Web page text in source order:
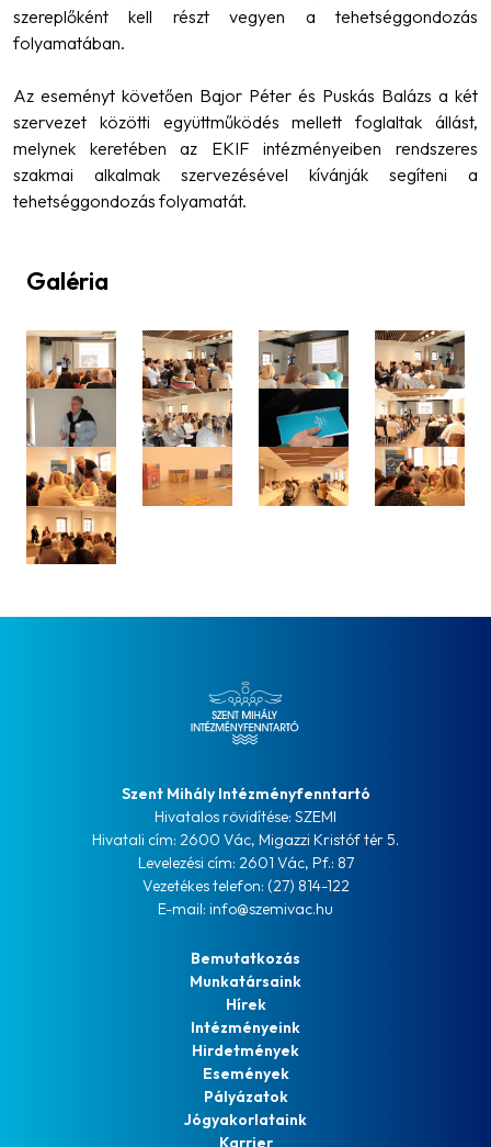
szereplőként kell részt vegyen a tehetséggondozás
folyamatában.
Az eseményt követően Bajor Péter és Puskás Balázs a két
szervezet közötti együttműködés mellett foglaltak állást,
melynek keretében az EKIF intézményeiben rendszeres
szakmai alkalmak szervezésével kívánják segíteni a
tehetséggondozás folyamatát.
Galéria
Szent Mihály Intézményfenntartó
Hivatalos rövidítése: SZEMI
Hivatali cím: 2600 Vác, Migazzi Kristóf tér 5.
Levelezési cím: 2601 Vác, Pf.: 87
Vezetékes telefon: (27) 814-122
E-mail: info@szemivac.hu
Bemutatkozás
Munkatársaink
Hírek
Intézményeink
Hirdetmények
Események
Pályázatok
Jógyakorlataink
Karrier